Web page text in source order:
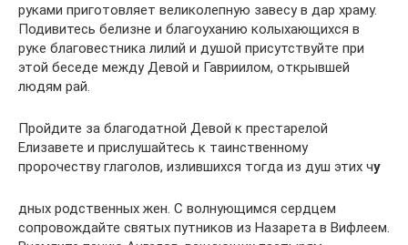
руками приготовляет великолепную завесу в дар храму.
Подивитесь белизне и благоуханию колыхающихся в
руке благовестника лилий и душой присутствуйте при
этой беседе между Девой и Гавриилом, открывшей
людям рай.
Пройдите за благодатной Девой к престарелой
Елизавете и прислушайтесь к таинственному
пророчеству глаголов, излившихся тогда из душ этих чу
дных родственных жен. С волнующимся сердцем
сопровождайте святых путников из Назарета в Вифлеем.